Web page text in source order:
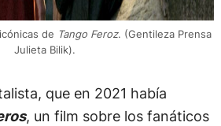
de Tango Feroz. (Gentileza Prensa
Julieta Bilik).
que en 2021 había
, un film sobre los fanáticos